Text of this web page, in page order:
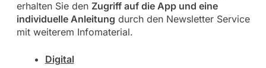
erhalten Sie den Zugriff auf die App und eine
individuelle Anleitung durch den Newsletter Service
mit weiterem Infomaterial.
Digital